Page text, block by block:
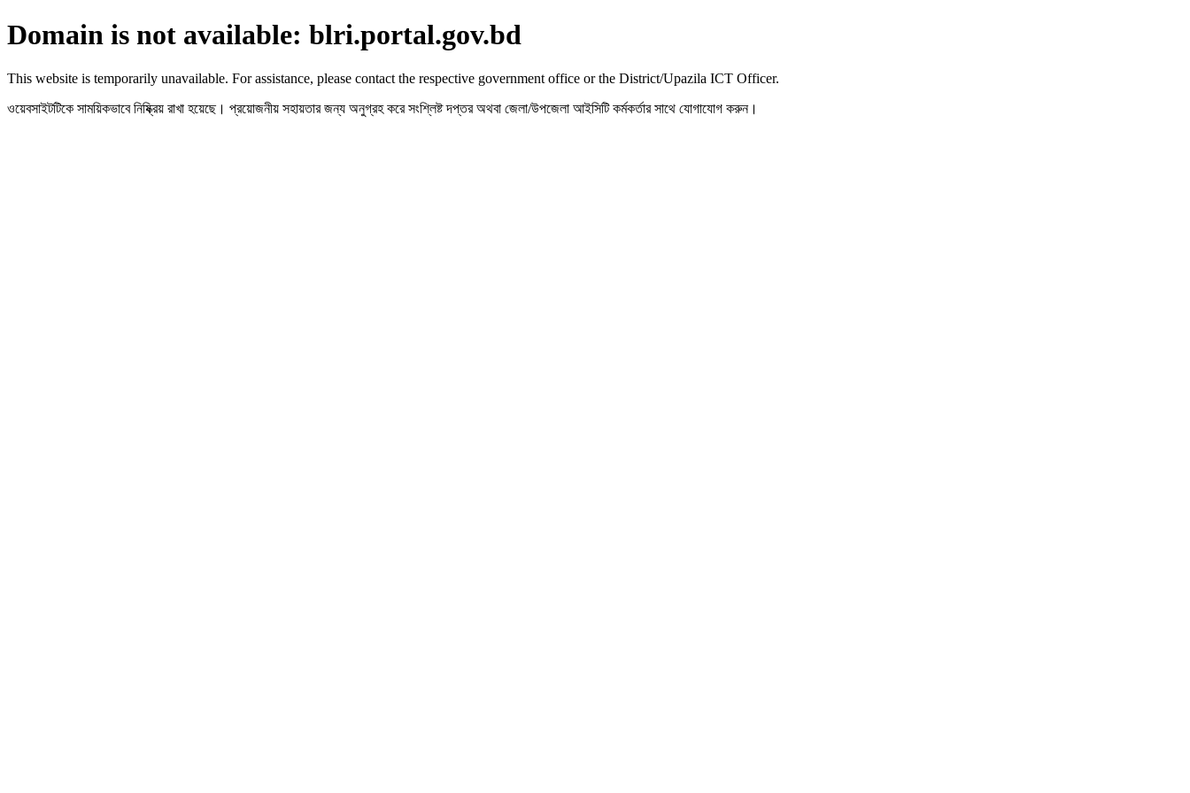
Domain is not available: blri.portal.gov.bd
This website is temporarily unavailable. For assistance, please contact the respective government office or the District/Upazila ICT Officer.
ওয়েবসাইটটিকে সাময়িকভাবে নিষ্ক্রিয় রাখা হয়েছে। প্রয়োজনীয় সহায়তার জন্য অনুগ্রহ করে সংশ্লিষ্ট দপ্তর অথবা জেলা/উপজেলা আইসিটি কর্মকর্তার সাথে যোগাযোগ করুন।